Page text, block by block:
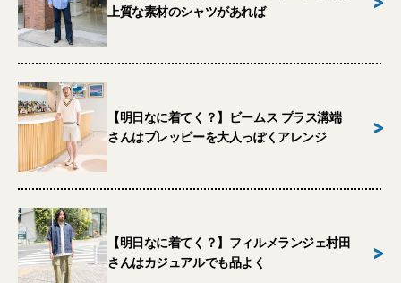
上質な素材のシャツがあれば
【明日なに着てく？】ビームス プラス溝端
さんはプレッピーを大人っぽくアレンジ
>
【明日なに着てく？】フィルメランジェ村田
さんはカジュアルでも品よく
>